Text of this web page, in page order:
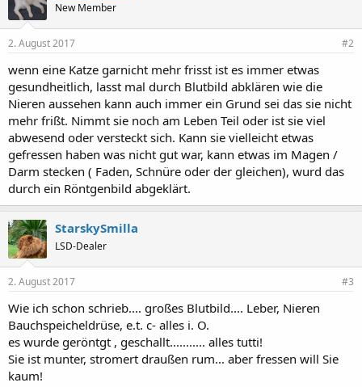
New Member
2. August 2017 #2
wenn eine Katze garnicht mehr frisst ist es immer etwas
gesundheitlich, lasst mal durch Blutbild abklären wie die
Nieren aussehen kann auch immer ein Grund sei das sie nicht
mehr frißt. Nimmt sie noch am Leben Teil oder ist sie viel
abwesend oder versteckt sich. Kann sie vielleicht etwas
gefressen haben was nicht gut war, kann etwas im Magen /
Darm stecken ( Faden, Schnüre oder der gleichen), wurd das
durch ein Röntgenbild abgeklärt.
StarskySmilla
LSD-Dealer
2. August 2017 #3
Wie ich schon schrieb.... großes Blutbild.... Leber, Nieren
Bauchspeicheldrüse, e.t. c- alles i. O.
es wurde geröntgt , geschallt........... alles tutti!
Sie ist munter, stromert draußen rum... aber fressen will Sie
kaum!